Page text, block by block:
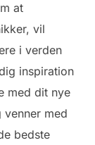
at
vil
i verden
inspiration
med dit nye
med
bedste